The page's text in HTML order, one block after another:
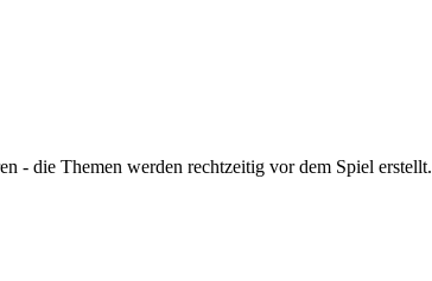
- die Themen werden rechtzeitig vor dem Spiel erstellt.